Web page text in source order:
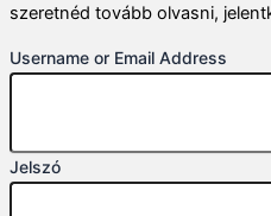
szeretnéd tovább olvasni,
Username or Email Address
Jelszó